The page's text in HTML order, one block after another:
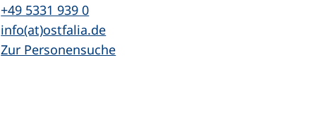
Tel:
+49 5331 939 0(startet einen Telefonanruf, wenn Ihr
E-Mail:
info(at)ostfalia.de(öffnet Ihr E-Mail-Programm)
Zur Personensuche